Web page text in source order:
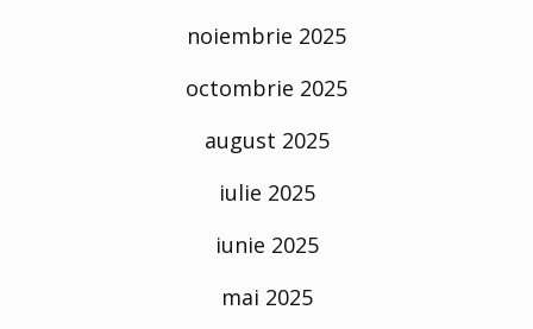
noiembrie 2025
octombrie 2025
august 2025
iulie 2025
iunie 2025
mai 2025